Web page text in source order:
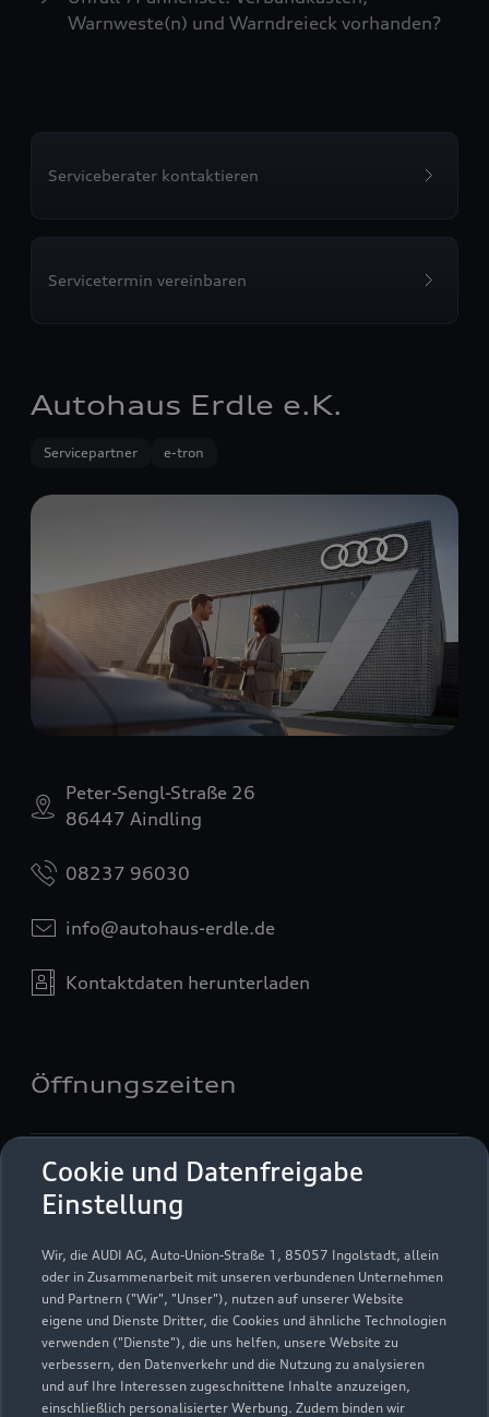
Cookie und Datenfreigabe
Einstellung
Wir, die AUDI AG, Auto-Union-Straße 1, 85057 Ingolstadt, allein
oder in Zusammenarbeit mit unseren verbundenen Unternehmen
und Partnern ("Wir", "Unser"), nutzen auf unserer Website
eigene und Dienste Dritter, die Cookies und ähnliche Technologien
verwenden ("Dienste"), die uns helfen, unsere Website zu
verbessern, den Datenverkehr und die Nutzung zu analysieren
und auf Ihre Interessen zugeschnittene Inhalte anzuzeigen,
einschließlich personalisierter Werbung. Zudem binden wir
Warnweste(n) und Warndreieck vorhanden?
Serviceberater kontaktieren
Servicetermin vereinbaren
Autohaus Erdle e.K.
Servicepartner e-tron
Peter-Sengl-Straße 26
86447 Aindling
08237 96030
info@autohaus-erdle.de
Kontaktdaten herunterladen
Öffnungszeiten
Verkauf
Geschlossen
Montag 08:00
Service
Geschlossen,öffnet amMontag 08:00